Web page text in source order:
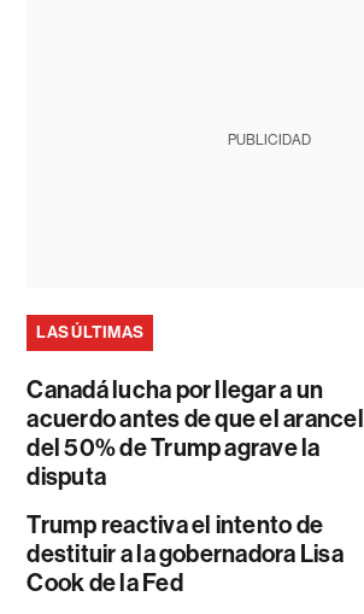
PUBLICIDAD
LAS ÚLTIMAS
Canadá lucha por llegar a un
acuerdo antes de que el arancel
del 50% de Trump agrave la
disputa
Trump reactiva el intento de
destituir a la gobernadora Lisa
Cook de la Fed